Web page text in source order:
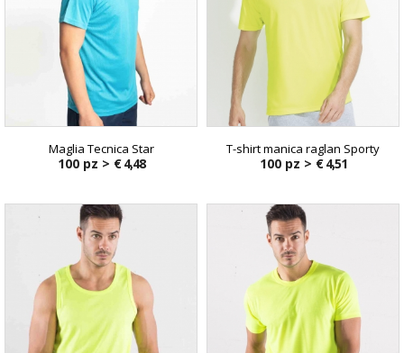
Maglia Tecnica Star
100 pz > € 4,48
T-shirt manica raglan Sporty
100 pz > € 4,51